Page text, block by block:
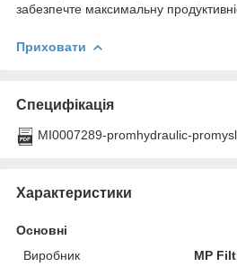
забезпечте максимальну
Приховати
Специфікація
MI0007289-promhydraulic-
Характеристики
Основні
Виробник
MP